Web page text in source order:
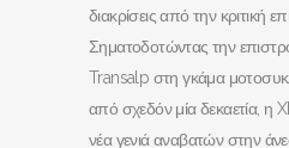
διακρίσεις από την κριτική
Σηματοδοτώντας την
Transalp στη γκάμα
από σχεδόν μία δεκαετία, η
νέα γενιά αναβατών στην